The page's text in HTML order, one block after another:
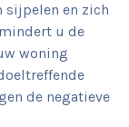
sijpelen en zich
u de
woning
de negatieve